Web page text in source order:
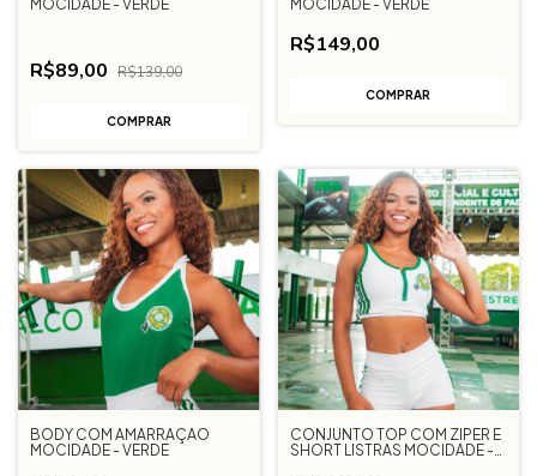
MOCIDADE - VERDE
R$89,00 R$139,00
COMPRAR
MOCIDADE - VERDE
R$149,00
COMPRAR
BODY COM AMARRAÇÃO
MOCIDADE - VERDE
CONJUNTO TOP COM ZIPER E
SHORT LISTRAS MOCIDADE -